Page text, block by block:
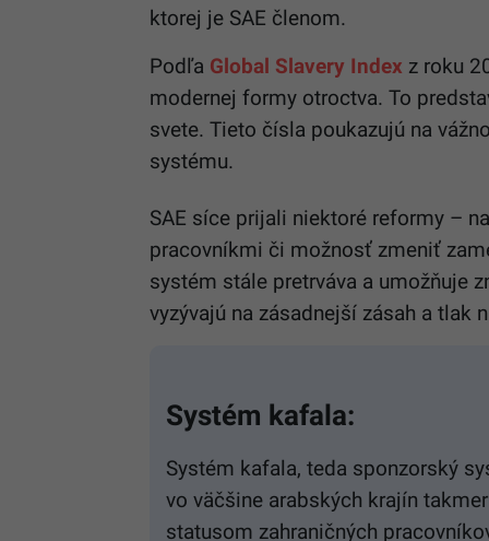
ktorej je SAE členom.
Podľa Global Slavery Index z roku
modernej formy otroctva. To
svete. Tieto čísla poukazujú na
systému.
SAE síce prijali niektoré reformy –
pracovníkmi či možnosť zmeniť
systém stále pretrváva a umožňuje
vyzývajú na zásadnejší zásah a tlak
Systém kafala:
Systém kafala, teda sponzorský
vo väčšine arabských krajín
statusom zahraničných